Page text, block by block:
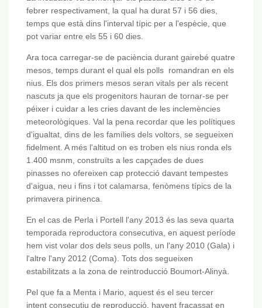
febrer respectivament, la qual ha durat 57 i 56 dies,
temps que està dins l'interval típic per a l'espècie, que
pot variar entre els 55 i 60 dies.
Ara toca carregar-se de paciència durant gairebé quatre
mesos, temps durant el qual els polls romandran en els
nius. Els dos primers mesos seran vitals per als recent
nascuts ja que els progenitors hauran de tornar-se per
péixer i cuidar a les cries davant de les inclemències
meteorològiques. Val la pena recordar que les polítiques
d'igualtat, dins de les famílies dels voltors, se segueixen
fidelment. A més l'altitud on es troben els nius ronda els
1.400 msnm, construïts a les capçades de dues
pinasses no ofereixen cap protecció davant tempestes
d'aigua, neu i fins i tot calamarsa, fenòmens típics de la
primavera pirinenca.
En el cas de Perla i Portell l'any 2013 és las seva quarta
temporada reproductora consecutiva, en aquest període
hem vist volar dos dels seus polls, un l'any 2010 (Gala) i
l'altre l'any 2012 (Coma). Tots dos segueixen
estabilitzats a la zona de reintroducció Boumort-Alinyà.
Pel que fa a Menta i Mario, aquest és el seu tercer
intent consecutiu de reproducció, havent fracassat en